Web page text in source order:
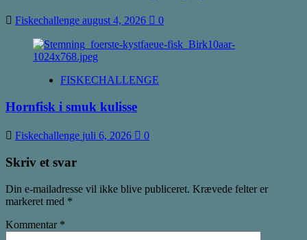
Fiskechallenge august 4, 2026 0
FISKECHALLENGE
Hornfisk i smuk kulisse
Fiskechallenge juli 6, 2026 0
Skriv et svar
Din e-mailadresse vil ikke blive publiceret. Krævede felter er
markeret med *
Kommentar *